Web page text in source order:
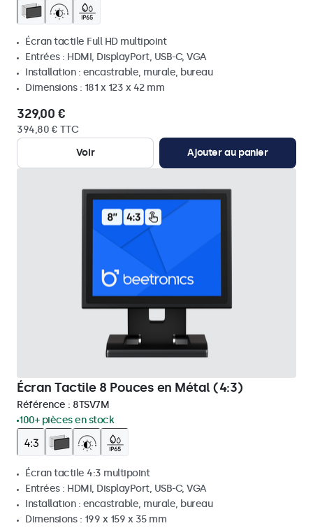
Écran tactile Full HD multipoint
Entrées : HDMI, DisplayPort, USB-C, VGA
Installation : encastrable, murale, bureau
Dimensions : 181 x 123 x 42 mm
329,00 €
394,80 € TTC
Voir
Ajouter au panier
Écran Tactile 8 Pouces en Métal (4:3)
Référence : 8TSV7M
100+ pièces en stock
Écran tactile 4:3 multipoint
Entrées : HDMI, DisplayPort, USB-C, VGA
Installation : encastrable, murale, bureau
Dimensions : 199 x 159 x 35 mm